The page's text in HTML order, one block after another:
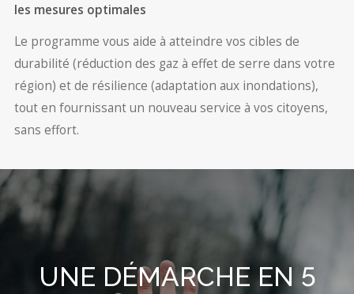
les mesures optimales
Le programme vous aide à atteindre vos cibles de
durabilité (réduction des gaz à effet de serre dans votre
région) et de résilience (adaptation aux inondations),
tout en fournissant un nouveau service à vos citoyens,
sans effort.
UNE DÉMARCHE EN 5